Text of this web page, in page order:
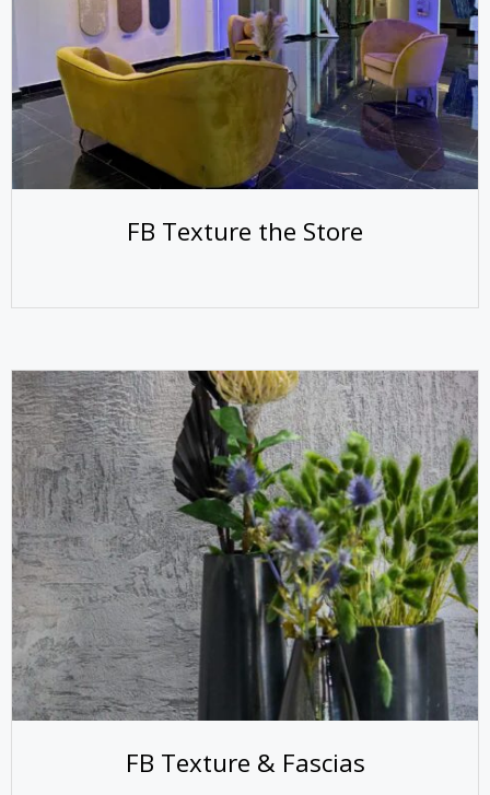
FB Texture the Store
FB Texture & Fascias